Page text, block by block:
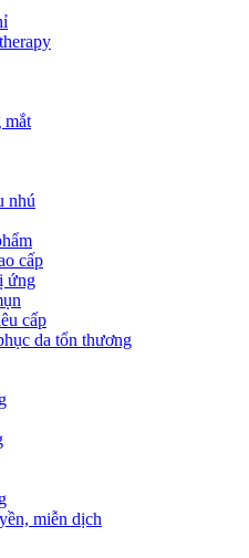
mắt
nhú
cấp
ứng
cấp
da tổn thương
miễn dịch